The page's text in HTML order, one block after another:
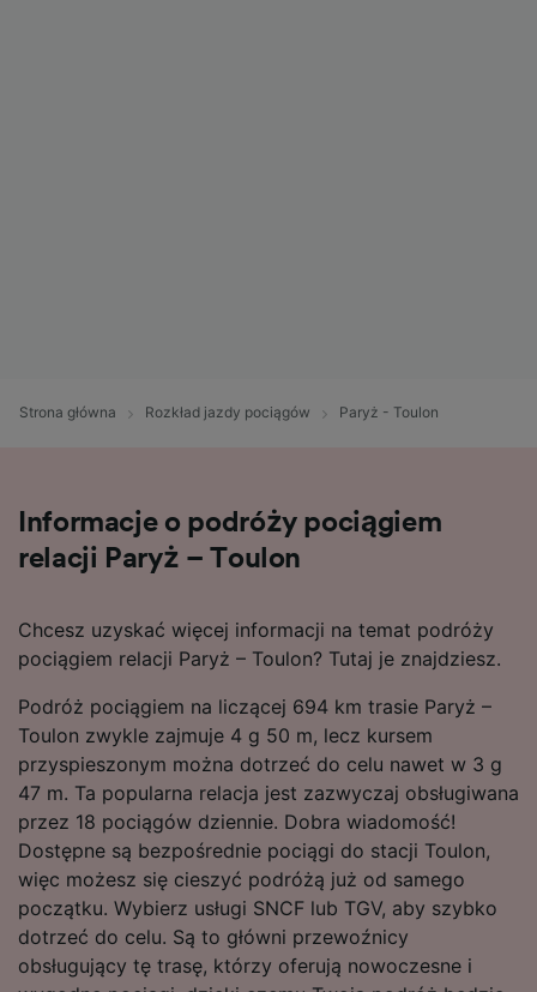
Strona główna Rozkład jazdy pociągów Paryż - Toulon
Informacje o podróży pociągiem
relacji Paryż – Toulon
Chcesz uzyskać więcej informacji na temat podróży
pociągiem relacji Paryż – Toulon? Tutaj je znajdziesz.
Podróż pociągiem na liczącej 694 km trasie Paryż –
Toulon zwykle zajmuje 4 g 50 m, lecz kursem
przyspieszonym można dotrzeć do celu nawet w 3 g
47 m. Ta popularna relacja jest zazwyczaj obsługiwana
przez 18 pociągów dziennie. Dobra wiadomość!
Dostępne są bezpośrednie pociągi do stacji Toulon,
więc możesz się cieszyć podróżą już od samego
początku. Wybierz usługi SNCF lub TGV, aby szybko
dotrzeć do celu. Są to główni przewoźnicy
obsługujący tę trasę, którzy oferują nowoczesne i